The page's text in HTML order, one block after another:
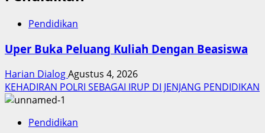
Pendidikan
Uper Buka Peluang Kuliah Dengan Beasiswa
Harian DialogAgustus 4, 2026
KEHADIRAN POLRI SEBAGAI IRUP DI JENJANG PENDIDIKAN
Pendidikan